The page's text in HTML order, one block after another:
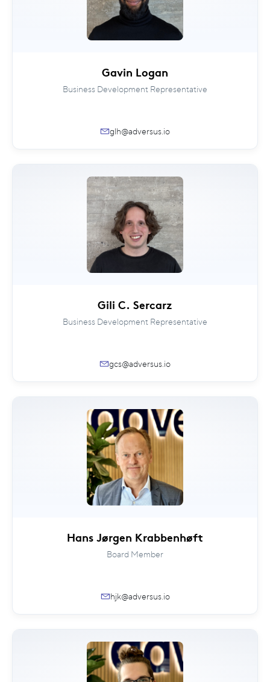
Gavin Logan
Business Development Representative
glh@adversus.io
Gili C. Sercarz
Business Development Representative
gcs@adversus.io
Hans Jørgen Krabbenhøft
Board Member
hjk@adversus.io